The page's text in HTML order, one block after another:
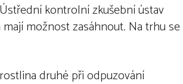
kontrolní zkušební ústav
možnost zasáhnout. Na trhu se
druhé při odpuzování